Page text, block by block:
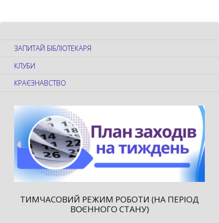
ЗАПИТАЙ БІБЛІОТЕКАРЯ
КЛУБИ
КРАЄЗНАВСТВО
ТИМЧАСОВИЙ РЕЖИМ РОБОТИ (НА ПЕРІОД
ВОЄННОГО СТАНУ)